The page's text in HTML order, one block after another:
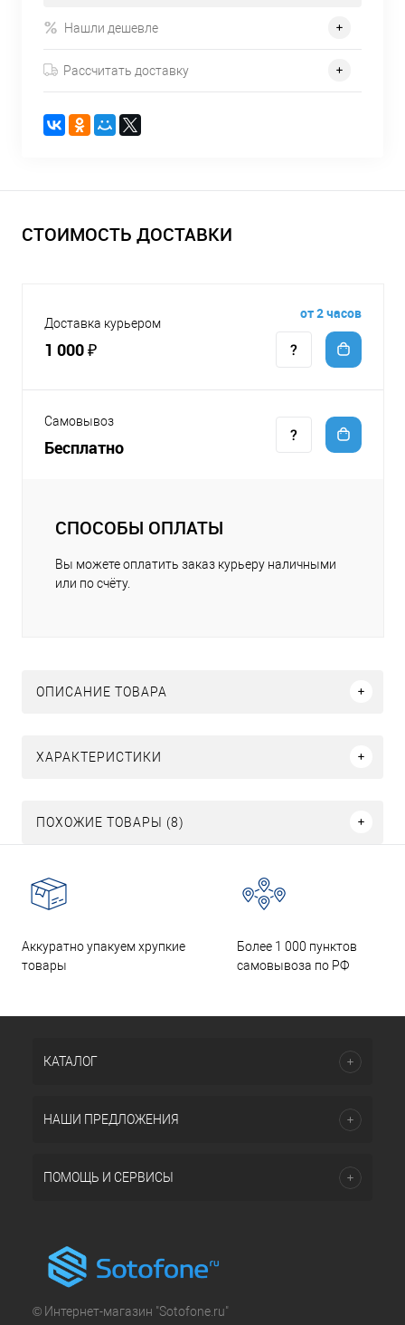
Нашли дешевле
Рассчитать доставку
СТОИМОСТЬ ДОСТАВКИ
Доставка курьером
1 000 ₽
от 2 часов
Самовывоз
Бесплатно
СПОСОБЫ ОПЛАТЫ
Вы можете оплатить заказ курьеру наличными
или по счёту.
ОПИСАНИЕ ТОВАРА
ХАРАКТЕРИСТИКИ
ПОХОЖИЕ ТОВАРЫ (8)
Аккуратно упакуем хрупкие
товары
Более 1 000 пунктов
самовывоза по РФ
КАТАЛОГ
НАШИ ПРЕДЛОЖЕНИЯ
ПОМОЩЬ И СЕРВИСЫ
© Интернет-магазин "Sotofone.ru"